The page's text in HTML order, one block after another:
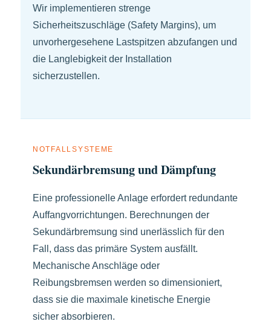
Wir implementieren strenge
Sicherheitszuschläge (Safety Margins), um
unvorhergesehene Lastspitzen abzufangen und
die Langlebigkeit der Installation
sicherzustellen.
NOTFALLSYSTEME
Sekundärbremsung und Dämpfung
Eine professionelle Anlage erfordert redundante
Auffangvorrichtungen. Berechnungen der
Sekundärbremsung sind unerlässlich für den
Fall, dass das primäre System ausfällt.
Mechanische Anschläge oder
Reibungsbremsen werden so dimensioniert,
dass sie die maximale kinetische Energie
sicher absorbieren.